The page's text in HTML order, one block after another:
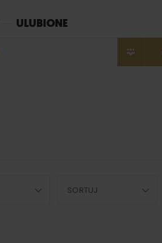
ULUBIONE
SORTUJ